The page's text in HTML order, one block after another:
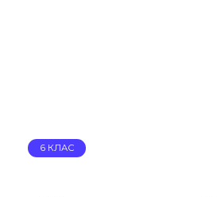
6 КЛАС